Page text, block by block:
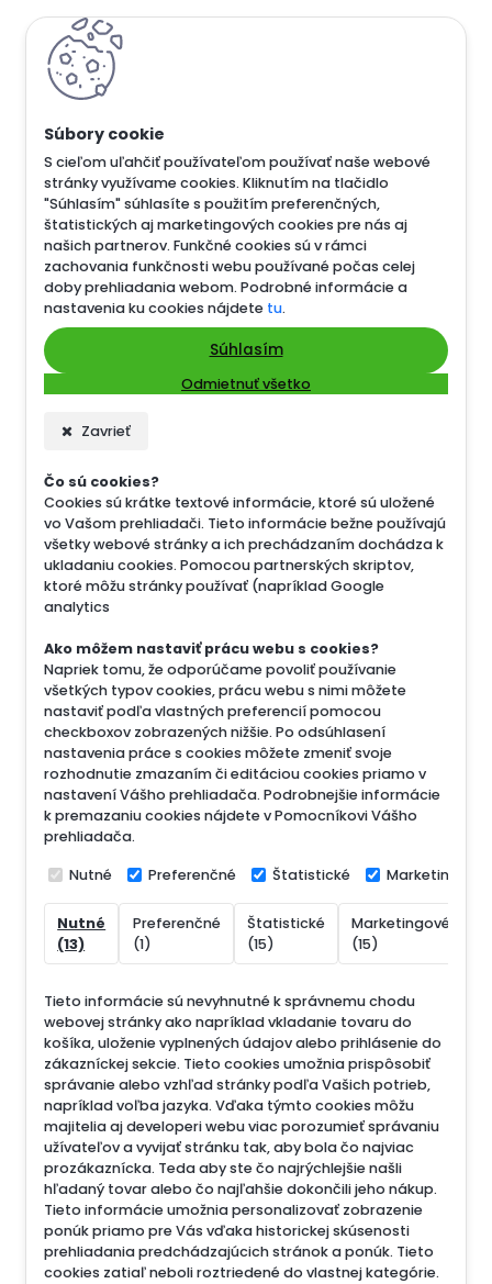
S cieľom uľahčiť používateľom používať naše webové
stránky využívame cookies. Kliknutím na tlačidlo
"Súhlasím" súhlasíte s použitím preferenčných,
štatistických aj marketingových cookies pre nás aj
našich partnerov. Funkčné cookies sú v rámci
zachovania funkčnosti webu používané počas celej
doby prehliadania webom. Podrobné informácie a
nastavenia ku cookies nájdete tu.
Odmietnuť všetko
Súhlasím
Zavrieť
Čo sú cookies?
Cookies sú krátke textové informácie, ktoré sú uložené
vo Vašom prehliadači. Tieto informácie bežne používajú
všetky webové stránky a ich prechádzaním dochádza k
ukladaniu cookies. Pomocou partnerských skriptov,
ktoré môžu stránky používať (napríklad Google
analytics
Ako môžem nastaviť prácu webu s cookies?
Napriek tomu, že odporúčame povoliť používanie
všetkých typov cookies, prácu webu s nimi môžete
nastaviť podľa vlastných preferencií pomocou
checkboxov zobrazených nižšie. Po odsúhlasení
nastavenia práce s cookies môžete zmeniť svoje
rozhodnutie zmazaním či editáciou cookies priamo v
nastavení Vášho prehliadača. Podrobnejšie informácie
k premazaniu cookies nájdete v Pomocníkovi Vášho
prehliadača.
Nutné Preferenčné Štatistické Marketingové
Nutné
(13)
Preferenčné
(1)
Štatistické
(15)
Marketingové
(15)
Tieto informácie sú nevyhnutné k správnemu chodu
webovej stránky ako napríklad vkladanie tovaru do
košíka, uloženie vyplnených údajov alebo prihlásenie do
zákazníckej sekcie. Tieto cookies umožnia prispôsobiť
správanie alebo vzhľad stránky podľa Vašich potrieb,
napríklad voľba jazyka. Vďaka týmto cookies môžu
majitelia aj developeri webu viac porozumieť správaniu
užívateľov a vyvijať stránku tak, aby bola čo najviac
prozákaznícka. Teda aby ste čo najrýchlejšie našli
hľadaný tovar alebo čo najľahšie dokončili jeho nákup.
Tieto informácie umožnia personalizovať zobrazenie
ponúk priamo pre Vás vďaka historickej skúsenosti
prehliadania predchádzajúcich stránok a ponúk. Tieto
cookies zatiaľ neboli roztriedené do vlastnej kategórie.